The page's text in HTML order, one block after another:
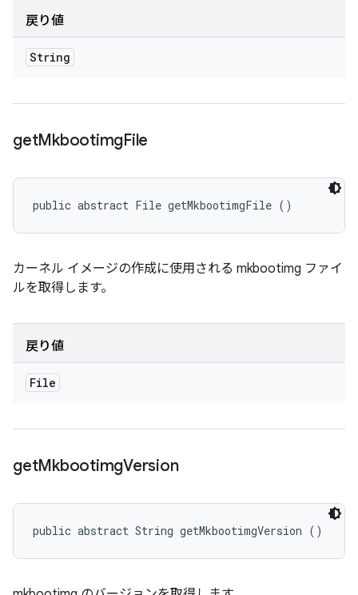
戻り値
String
getMkbootimgFile
public abstract File getMkbootimgFile ()
カーネル イメージの作成に使用される mkbootimg ファイ
ルを取得します。
戻り値
File
getMkbootimgVersion
public abstract String getMkbootimgVersion ()